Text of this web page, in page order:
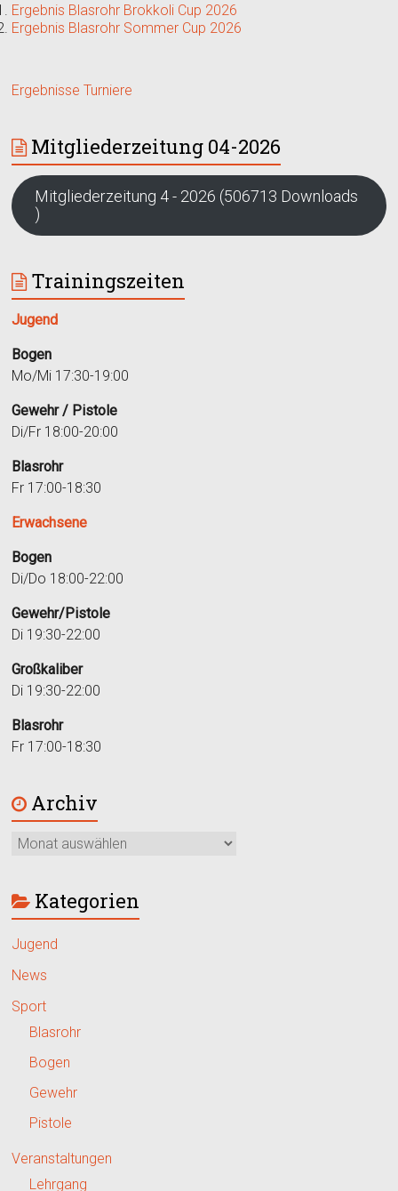
Ergebnis Blasrohr Brokkoli Cup 2026
Ergebnis Blasrohr Sommer Cup 2026
Ergebnisse Turniere
Mitgliederzeitung 04-2026
Mitgliederzeitung 4 - 2026 (506713 Downloads
)
Trainingszeiten
Jugend
Bogen
Mo/Mi 17:30-19:00
Gewehr / Pistole
Di/Fr 18:00-20:00
Blasrohr
Fr 17:00-18:30
Erwachsene
Bogen
Di/Do 18:00-22:00
Gewehr/Pistole
Di 19:30-22:00
Großkaliber
Di 19:30-22:00
Blasrohr
Fr 17:00-18:30
Archiv
Kategorien
Jugend
News
Sport
Blasrohr
Bogen
Gewehr
Pistole
Veranstaltungen
Lehrgang